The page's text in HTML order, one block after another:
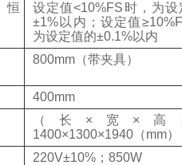
恒
设定值<10%FS 时，为设
±1% 以内；设定值
为设定值的±0.1%以内
800mm （带夹具）
400mm
（长 × 宽 × 高
1400×1300×1940 （mm）
220V±10% ；850W